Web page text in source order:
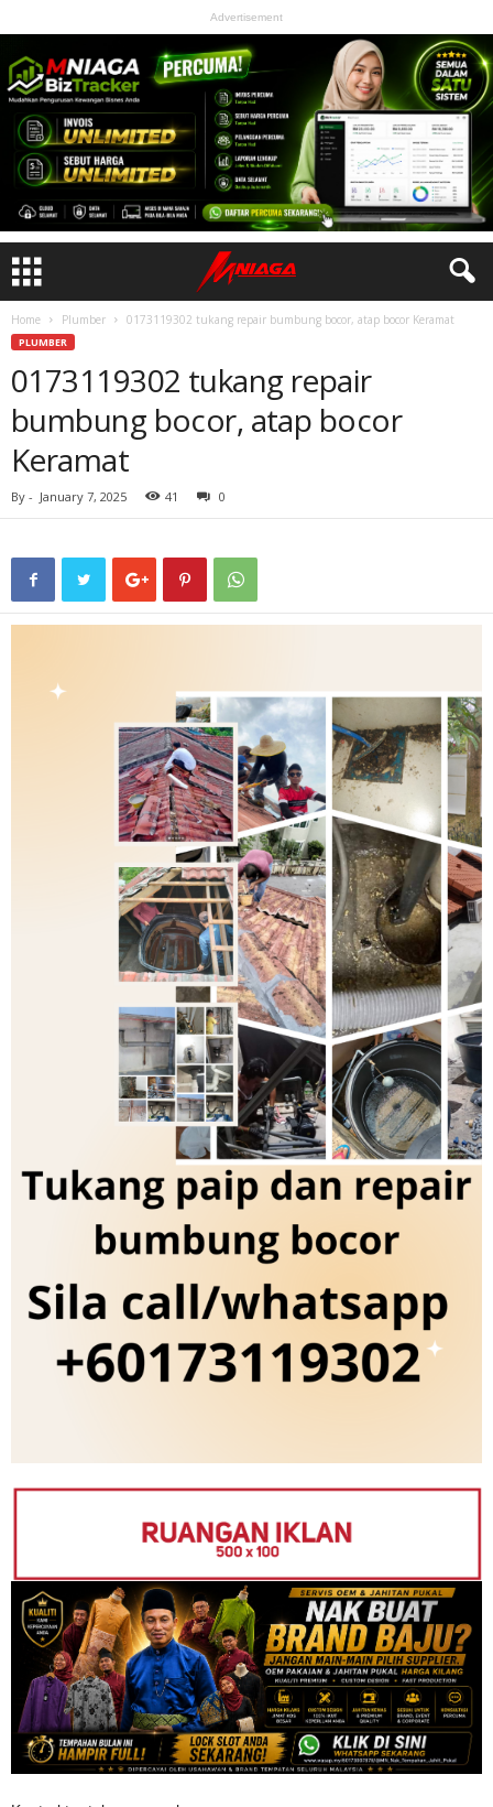
Advertisement
Home Plumber 0173119302 tukang repair bumbung bocor, atap bocor Keramat
PLUMBER
0173119302 tukang repair
bumbung bocor, atap bocor
Keramat
By - January 7, 2025 41 0